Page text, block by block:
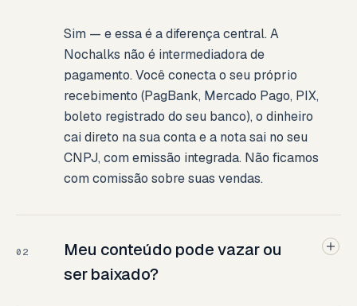
Sim — e essa é a diferença central. A
Nochalks não é intermediadora de
pagamento. Você conecta o seu próprio
recebimento (PagBank, Mercado Pago, PIX,
boleto registrado do seu banco), o dinheiro
cai direto na sua conta e a nota sai no seu
CNPJ, com emissão integrada. Não ficamos
com comissão sobre suas vendas.
02
Meu conteúdo pode vazar ou
ser baixado?